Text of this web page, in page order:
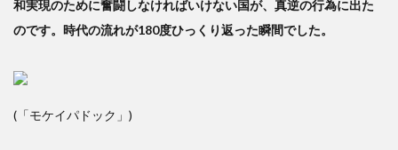
和実現のために奮闘しなければいけない国が、真逆の行為に出た
のです。時代の流れが180度ひっくり返った瞬間でした。
(「モケイパドック」)